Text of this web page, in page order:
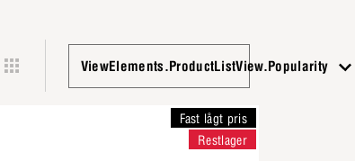
ViewElements.ProductListView.Popularity
Fast lågt pris
Restlager